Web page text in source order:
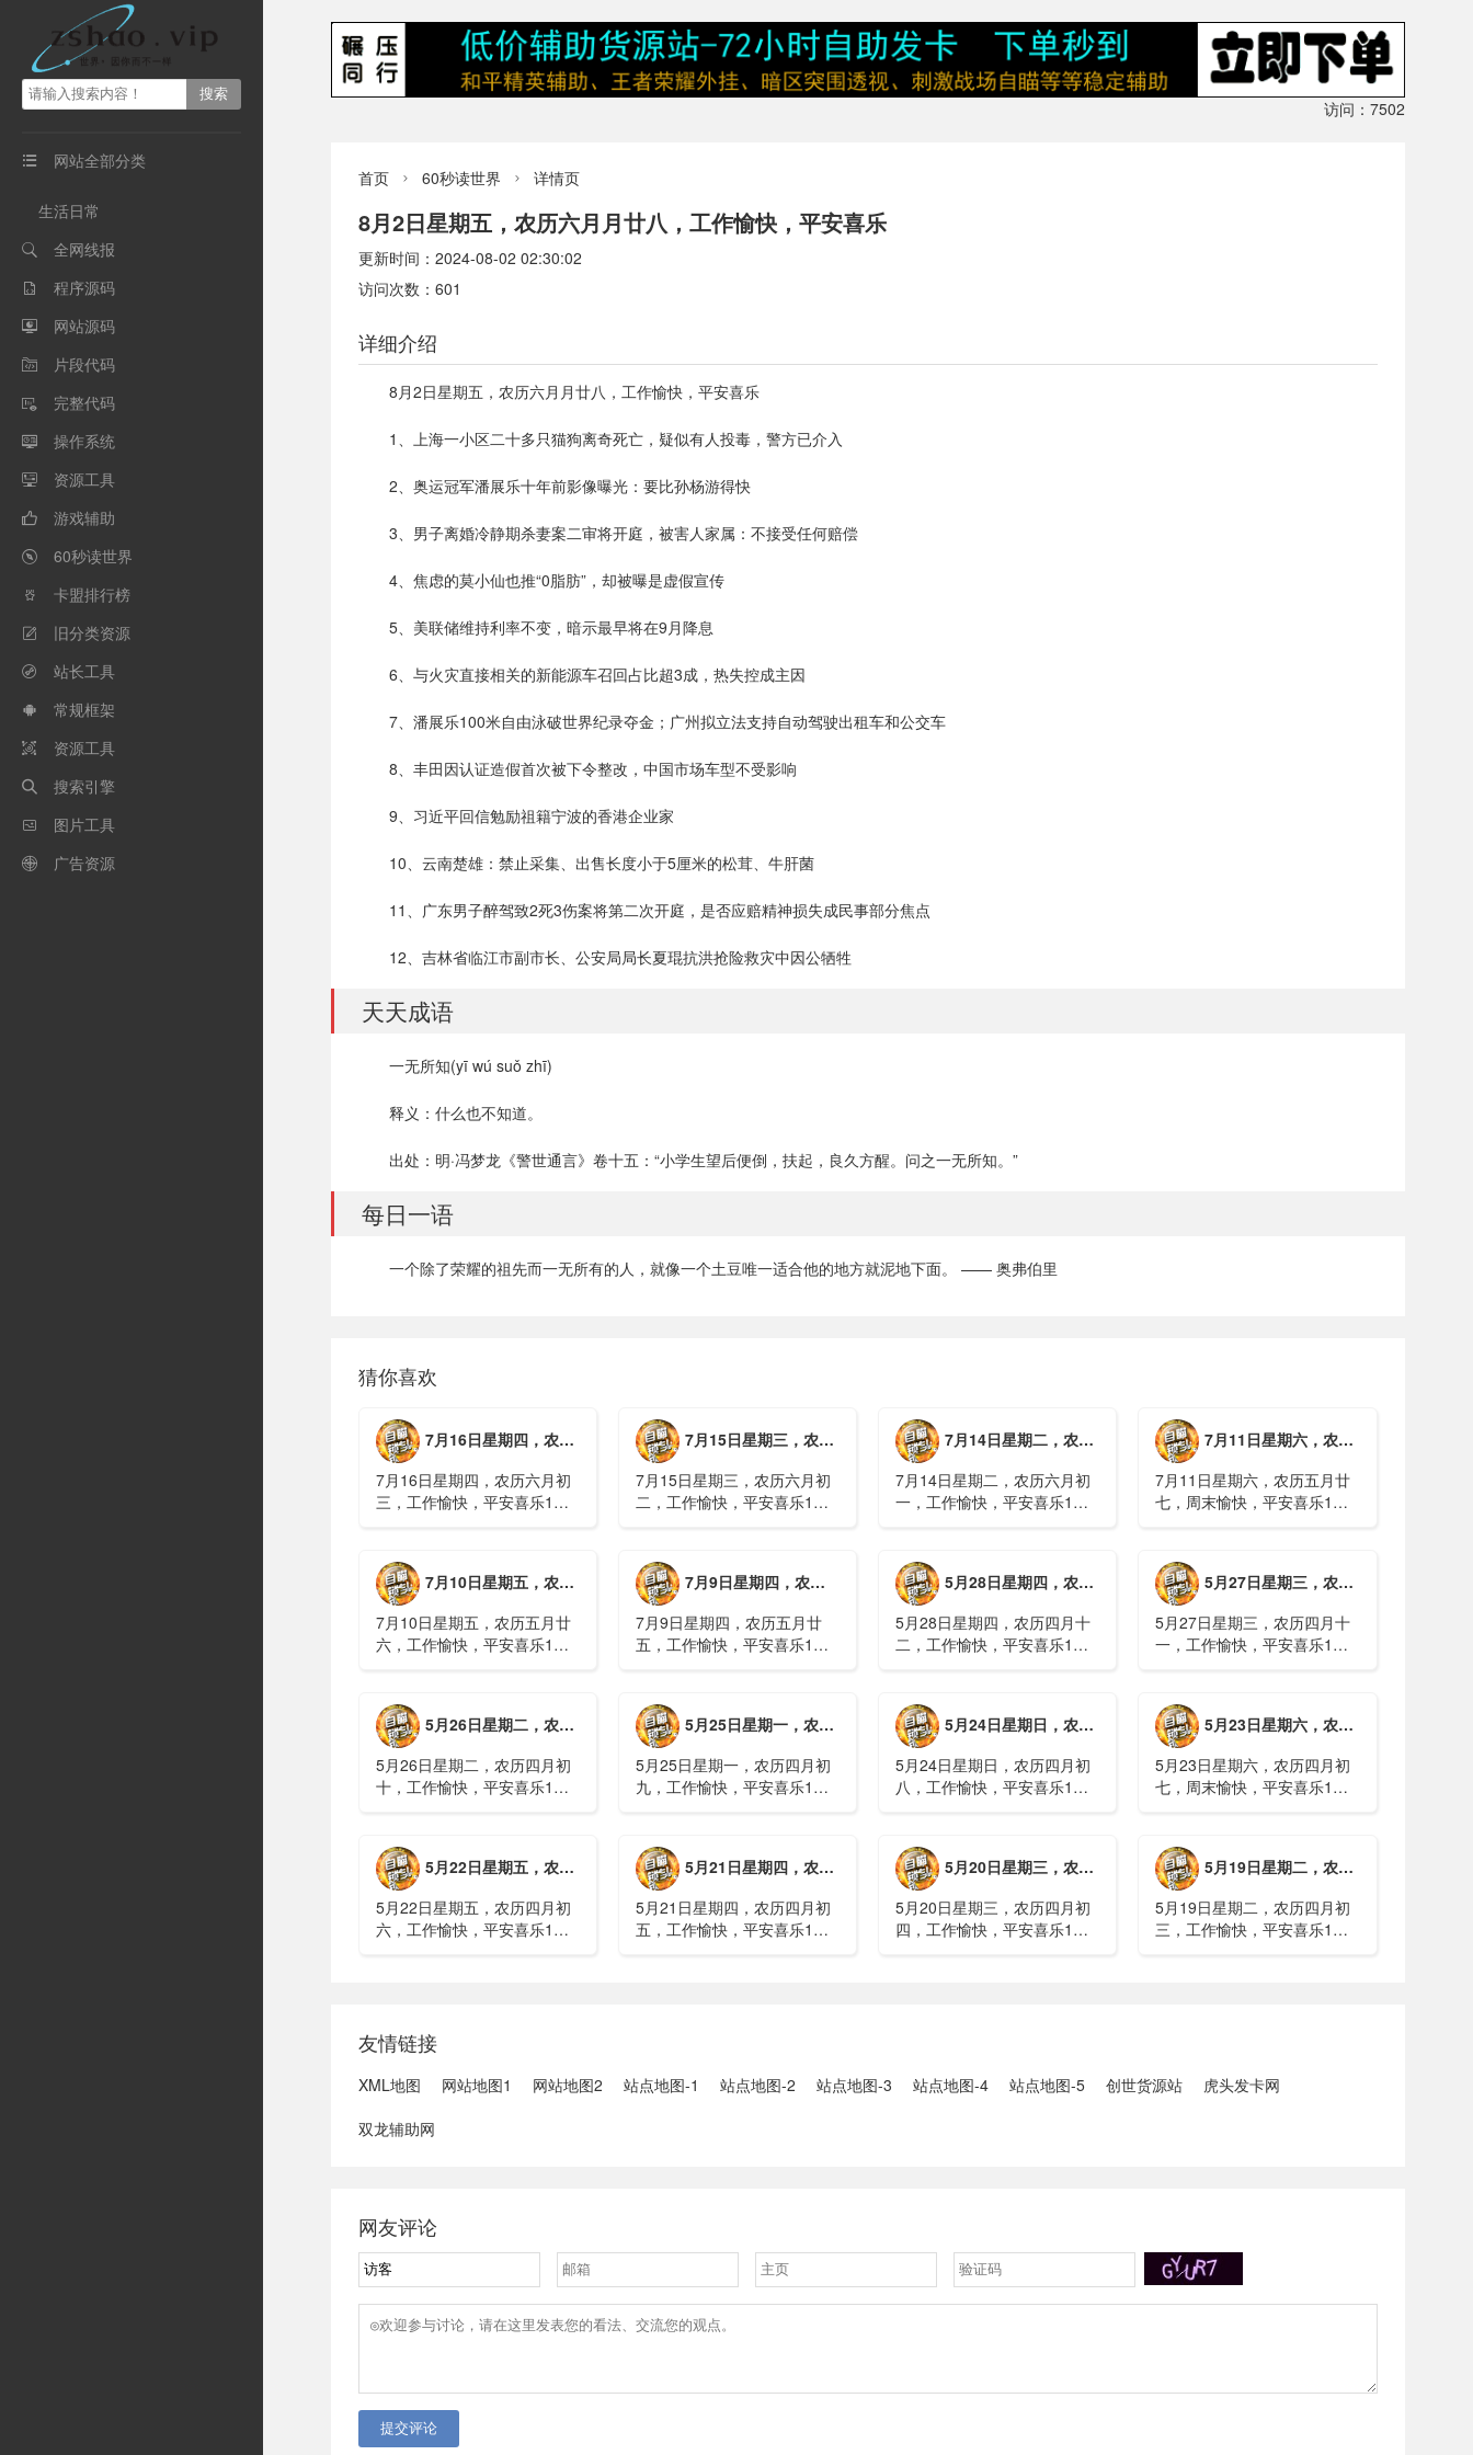
 网站全部分类
生活日常
 全网线报
 程序源码
 网站源码
 片段代码
 完整代码
 操作系统
 资源工具
 游戏辅助
 60秒读世界
 卡盟排行榜
 旧分类资源
 站长工具
 常规框架
 资源工具
 搜索引擎
 图片工具
 广告资源
访问：7502
首页  60秒读世界  详情页
8月2日星期五，农历六月月廿八，工作愉快，平安喜乐
更新时间：2024-08-02 02:30:02
访问次数：601
详细介绍
8月2日星期五，农历六月月廿八，工作愉快，平安喜乐
1、上海一小区二十多只猫狗离奇死亡，疑似有人投毒，警方已介入
2、奥运冠军潘展乐十年前影像曝光：要比孙杨游得快
3、男子离婚冷静期杀妻案二审将开庭，被害人家属：不接受任何赔偿
4、焦虑的莫小仙也推“0脂肪”，却被曝是虚假宣传
5、美联储维持利率不变，暗示最早将在9月降息
6、与火灾直接相关的新能源车召回占比超3成，热失控成主因
7、潘展乐100米自由泳破世界纪录夺金；广州拟立法支持自动驾驶出租车和公交车
8、丰田因认证造假首次被下令整改，中国市场车型不受影响
9、习近平回信勉励祖籍宁波的香港企业家
10、云南楚雄：禁止采集、出售长度小于5厘米的松茸、牛肝菌
11、广东男子醉驾致2死3伤案将第二次开庭，是否应赔精神损失成民事部分焦点
12、吉林省临江市副市长、公安局局长夏琨抗洪抢险救灾中因公牺牲
天天成语
一无所知(yī wú suǒ zhī)
释义：什么也不知道。
出处：明·冯梦龙《警世通言》卷十五：“小学生望后便倒，扶起，良久方醒。问之一无所知。”
每日一语
一个除了荣耀的祖先而一无所有的人，就像一个土豆唯一适合他的地方就泥地下面。 —— 奥弗伯里
猜你喜欢
7月16日星期四，农历六月初三，工作愉快，平安喜乐
7月16日星期四，农历六月初
三，工作愉快，平安喜乐1、
伊战争或升级，特朗普召集会
议讨论大规模进攻3、深圳一
商住楼加装......
7月15日星期三，农历六月初二，工作愉快，平安喜乐
7月15日星期三，农历六月初
二，工作愉快，平安喜乐1、
案2、全球首款实体瘤CAR-T
细胞治疗走向临床，上海多家
医院开......
7月14日星期二，农历六月初一，工作愉快，平安喜乐
7月14日星期二，农历六月初
一，工作愉快，平安喜乐1、
停业2、广西梧州万秀区：累
计发现登革热病例228例，已
治愈出院1......
7月11日星期六，农历五月廿七，周末愉快，平安喜乐
7月11日星期六，农历五月廿
七，周末愉快，平安喜乐1、
8000多人被困，总台记者徒步
近6小时抵达乡政府3、上海发
布海......
7月10日星期五，农历五月廿六，工作愉快，平安喜乐
7月10日星期五，农历五月廿
六，工作愉快，平安喜乐1、
山体滑坡：21名林场工人遇
难，年龄最长者近6旬3、近亿
元高标......
7月9日星期四，农历五月廿五，工作愉快，平安喜乐
7月9日星期四，农历五月廿
五，工作愉快，平安喜乐1、
家科技进步一等奖！同济大学
为纳米制造铸就“精准标尺”3、
四川宜宾高......
5月28日星期四，农历四月十二，工作愉快，平安喜乐
5月28日星期四，农历四月十
二，工作愉快，平安喜乐1、
果(金)埃博拉疫情仍处于暴发
初期，主要传播方式为体液接
触3、......
5月27日星期三，农历四月十一，工作愉快，平安喜乐
5月27日星期三，农历四月十
一，工作愉快，平安喜乐1、
2、媒体：重庆永川一村会计
打电话叫醒乡亲后失联，遗体
被找到确认遇难......
5月26日星期二，农历四月初十，工作愉快，平安喜乐
5月26日星期二，农历四月初
十，工作愉快，平安喜乐1、
15年2、神舟二十三号载人飞
船与空间站组合体完成自主快
速交会对接......
5月25日星期一，农历四月初九，工作愉快，平安喜乐
5月25日星期一，农历四月初
九，工作愉快，平安喜乐1、
接2、山洪等地质灾害风险
大，重庆永川连续暴雨已致17
人失联，1人......
5月24日星期日，农历四月初八，工作愉快，平安喜乐
5月24日星期日，农历四月初
八，工作愉快，平安喜乐1、
一煤矿爆炸已致8人死亡，井
下38人正在全力搜救3、张国
清赶赴山......
5月23日星期六，农历四月初七，周末愉快，平安喜乐
5月23日星期六，农历四月初
七，周末愉快，平安喜乐1、
常住地提供基本公共服务的实
施意见》2、珠江流域进入“龙
舟水”降雨......
5月22日星期五，农历四月初六，工作愉快，平安喜乐
5月22日星期五，农历四月初
六，工作愉快，平安喜乐1、
3、司法部：......
5月21日星期四，农历四月初五，工作愉快，平安喜乐
5月21日星期四，农历四月初
五，工作愉快，平安喜乐1、
5月20日星期三，农历四月初四，工作愉快，平安喜乐
5月20日星期三，农历四月初
四，工作愉快，平安喜乐1、
5月19日星期二，农历四月初三，工作愉快，平安喜乐
5月19日星期二，农历四月初
三，工作愉快，平安喜乐1、
友情链接
XML地图 网站地图1 网站地图2 站点地图-1 站点地图-2 站点地图-3 站点地图-4 站点地图-5 创世货源站
虎头发卡网
双龙辅助网
网友评论
提交评论